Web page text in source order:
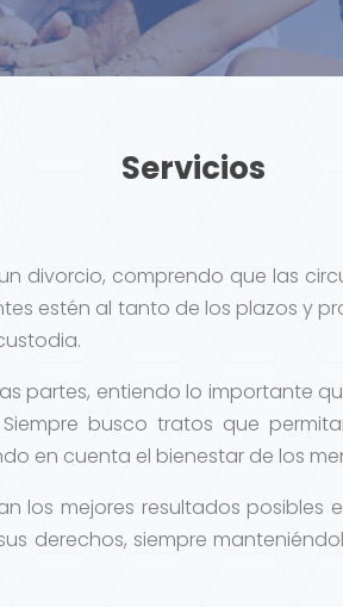
Servicios
divorcio, comprendo que las
estén al tanto de los plazos y
partes, entiendo lo importante
busco tratos que
en cuenta el bienestar de los
los mejores resultados posibles
derechos, siempre